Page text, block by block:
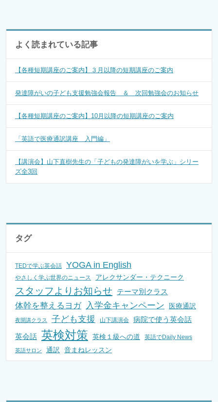
よく読まれている記事
【各種短期講座のご案内】３月以降の短期講座のご案内
発達障がいの子ども支援勉強会報告 ＆ 次回勉強会のお知らせ
【各種短期講座のご案内】10月以降の短期講座のご案内
「英語で医療通訳講座 入門編」
【講演会】山下直樹先生の「子どもの発達障がいを学ぶ」シリー
ズ全3回
タグ
TEDで学ぶ英会話 YOGA in English
やさしく学ぶ世界のニュース アレクサンダー・テクニーク
スタッフよりお知らせ テーマ別クラス
体幹を整えるヨガ 入学金キャンペーン 医療通訳
夜開講クラス 子ども支援 山下講演会 病院で使う英会話
英会話 英検対策 英検１級への道 英語でDaily News
英語サロン 通訳 音まねレッスン